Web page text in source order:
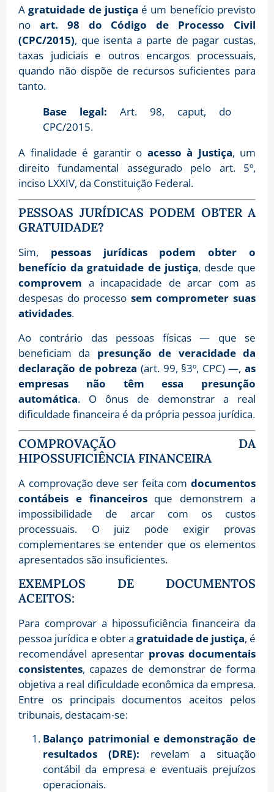
Agratuidade de justiça é um benefício previsto
no art. 98 do Código de Processo Civil
(CPC/2015), que isenta a parte de pagar custas,
taxas judiciais e outros encargos processuais,
quando não dispõe de recursos suficientes para
tanto.
Base legal: Art. 98, caput, do
CPC/2015.
A finalidade é garantir o acesso à Justiça, um
direito fundamental assegurado pelo art. 5º,
inciso LXXIV, da Constituição Federal.
PESSOAS JURÍDICAS PODEM OBTER A
GRATUIDADE?
Sim, pessoas jurídicas podem obter o
benefício da gratuidade de justiça, desde que
comprovem a incapacidade de arcar com as
despesas do processo sem comprometer suas
atividades.
Ao contrário das pessoas físicas — que se
beneficiam da presunção de veracidade da
declaração de pobreza (art. 99, §3º, CPC) —, as
empresas não têm essa presunção
automática. O ônus de demonstrar a real
dificuldade financeira é da própria pessoa jurídica.
COMPROVAÇÃO DA
HIPOSSUFICIÊNCIA FINANCEIRA
A comprovação deve ser feita com documentos
contábeis e financeirosque demonstrem a
impossibilidade de arcar com os custos
processuais. O juiz pode exigir provas
complementares se entender que os elementos
apresentados são insuficientes.
EXEMPLOS DE DOCUMENTOS
ACEITOS:
Para comprovar a hipossuficiência financeira da
pessoa jurídica e obter a gratuidade de justiça, é
recomendável apresentar provas documentais
consistentes, capazes de demonstrar de forma
objetiva a real dificuldade econômica da empresa.
Entre os principais documentos aceitos pelos
tribunais, destacam-se:
Balanço patrimonial e demonstração de
resultados (DRE): revelam a situação
contábil da empresa e eventuais prejuízos
operacionais.